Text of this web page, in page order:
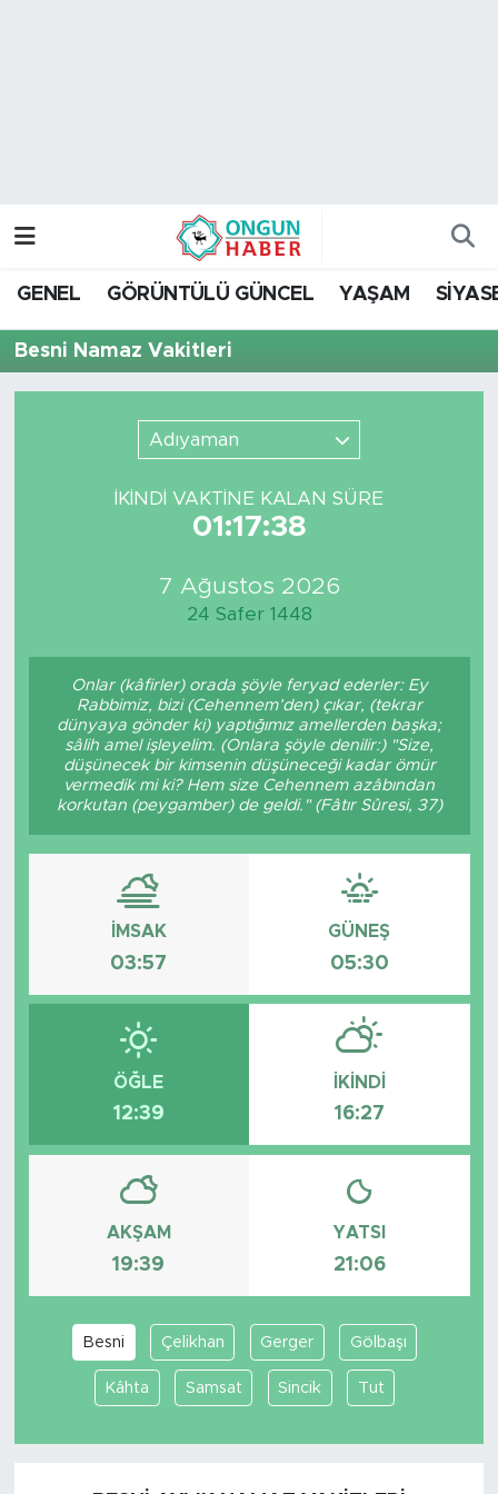
GENEL GÖRÜNTÜLÜ GÜNCEL YAŞAM
Besni Namaz Vakitleri
Adıyaman
İKINDI VAKTİNE KALAN SÜRE
01:17:38
7 Ağustos 2026
24 Safer 1448
Onlar (kâfirler) orada şöyle feryad ederler: Ey
Rabbimiz, bizi (Cehennem’den) çıkar, (tekrar
dünyaya gönder ki) yaptığımız amellerden başka;
sâlih amel işleyelim. (Onlara şöyle denilir:) "Size,
düşünecek bir kimsenin düşüneceği kadar ömür
vermedik mi ki? Hem size Cehennem azâbından
korkutan (peygamber) de geldi." (Fâtır Sûresi, 37)
İMSAK
03:57
GÜNEŞ
05:30
ÖĞLE
12:39
İKINDI
16:27
AKŞAM
19:39
YATSI
21:06
Besni Çelikhan Gerger Gölbaşı
Kâhta Samsat Sincik Tut
Trafik Durumu
Son Dakika Haberleri